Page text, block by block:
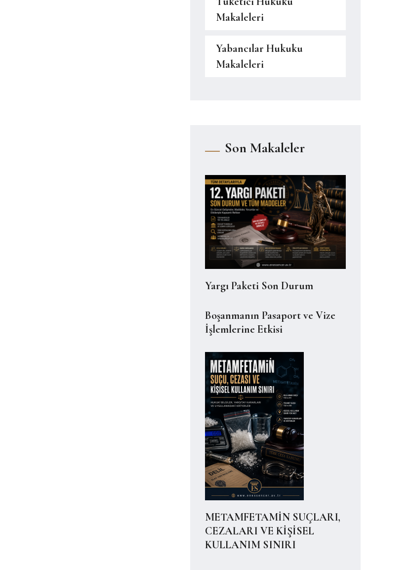
Makaleleri
Yabancılar Hukuku
Makaleleri
Son Makaleler
Yargı Paketi Son Durum
Boşanmanın Pasaport ve Vize
İşlemlerine Etkisi
METAMFETAMİN SUÇLARI,
CEZALARI VE KİŞİSEL
KULLANIM SINIRI